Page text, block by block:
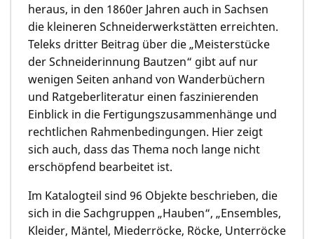
heraus, in den 1860er Jahren auch in Sachsen
die kleineren Schneiderwerkstätten erreichten.
Teleks dritter Beitrag über die „Meisterstücke
der Schneiderinnung Bautzen“ gibt auf nur
wenigen Seiten anhand von Wanderbüchern
und Ratgeberliteratur einen faszinierenden
Einblick in die Fertigungszusammenhänge und
rechtlichen Rahmenbedingungen. Hier zeigt
sich auch, dass das Thema noch lange nicht
erschöpfend bearbeitet ist.
Im Katalogteil sind 96 Objekte beschrieben, die
sich in die Sachgruppen „Hauben“, „Ensembles,
Kleider, Mäntel, Miederröcke, Röcke, Unterröcke